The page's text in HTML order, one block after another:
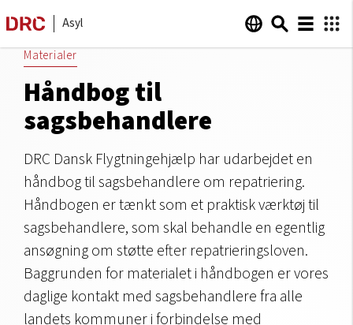
Asyl
Materialer
Håndbog til
sagsbehandlere
DRC Dansk Flygtningehjælp har udarbejdet en
håndbog til sagsbehandlere om repatriering.
Håndbogen er tænkt som et praktisk værktøj til
sagsbehandlere, som skal behandle en egentlig
ansøgning om støtte efter repatrieringsloven.
Baggrunden for materialet i håndbogen er vores
daglige kontakt med sagsbehandlere fra alle
landets kommuner i forbindelse med